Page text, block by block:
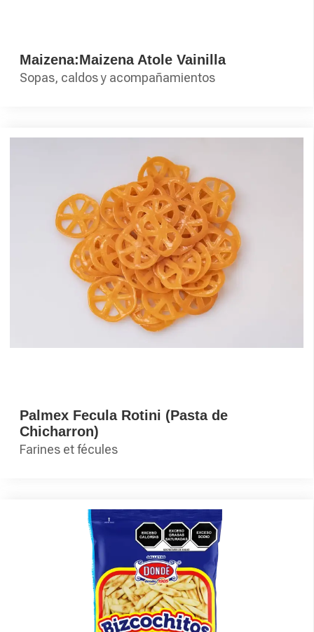
Maizena:Maizena Atole Vainilla
Sopas, caldos y acompañamientos
Palmex Fecula Rotini (Pasta de
Chicharron)
Farines et fécules